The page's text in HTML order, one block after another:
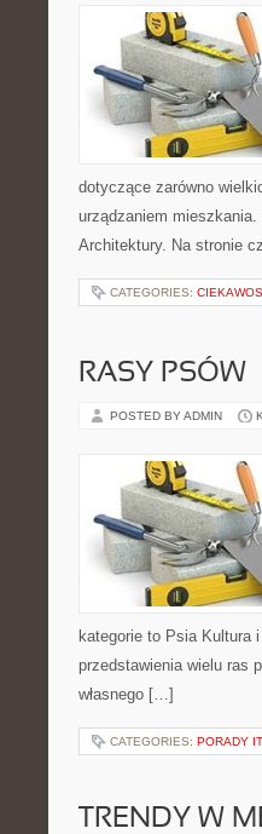
dotyczące zarówno
urządzaniem
Architektury. Na stronie
CATEGORIES:
RASY PSÓW
POSTED BY ADMIN
kategorie to Psia Kultura
przedstawienia wielu ras
własnego […]
CATEGORIES: PORADY IT
TRENDY W